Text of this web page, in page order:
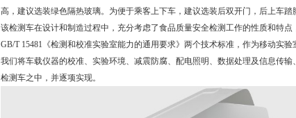
高，建议选装绿色隔热玻璃。为便于乘客上下车，建议选装后双开门，后上车踏
该检测车在设计和制造过程中，充分考虑了食品质量安全检测工作的性质和特点
GB/T 15481《检测和校准实验室能力的通用要求》两个技术标准，作为移动实
我们将车载仪器的校准、实验环境、减震防腐、配电照明、数据处理及信息传
检测车之中，并逐项实现。